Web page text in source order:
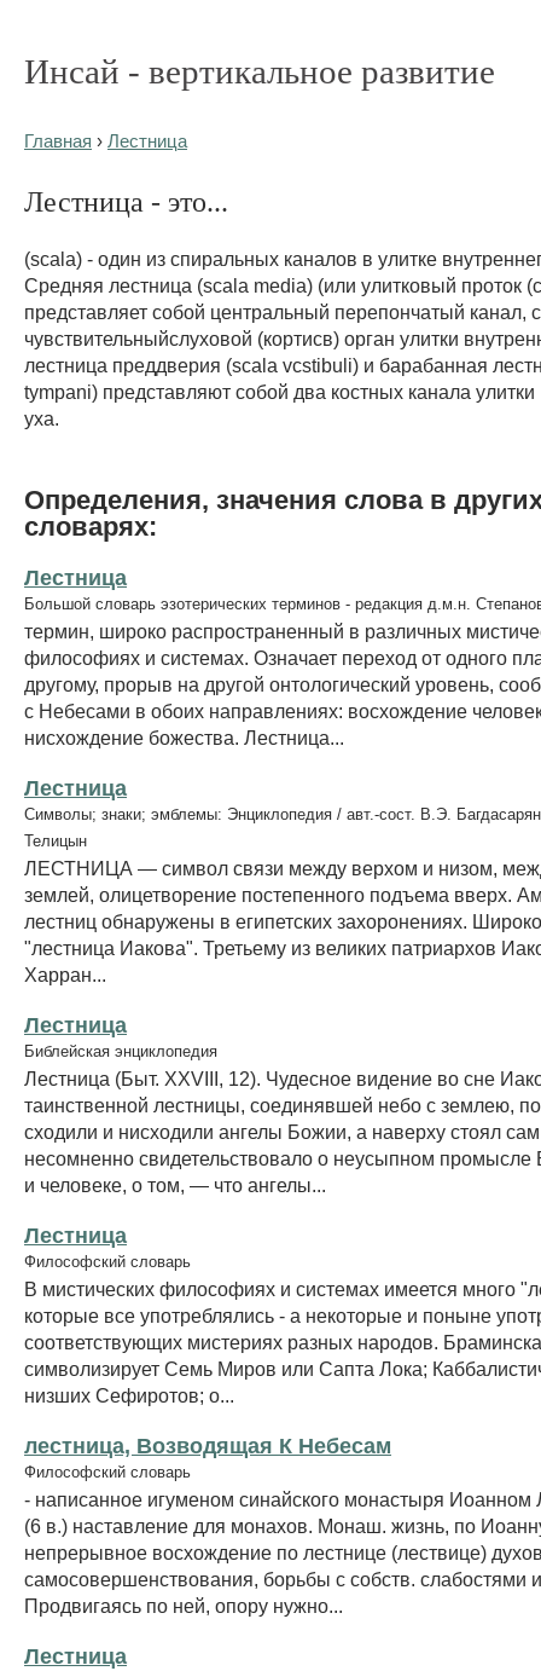
Инсай - вертикальное развитие
Главная › Лестница
Лестница - это...
(scala) - один из спиральных каналов в улитке
Средняя лестница (scala media) (или улитковый проток
представляет собой центральный перепончатый канал,
чувствительныйслуховой (кортисв) орган улитки
лестница преддверия (scala vcstibuli) и барабанная
tympani) представляют собой два костных канала улитки
уха.
Определения, значения слова в
словарях:
Лестница
Большой словарь эзотерических терминов - редакция д.м.н.
термин, широко распространенный в различных
философиях и системах. Означает переход от одного
другому, прорыв на другой онтологический уровень,
с Небесами в обоих направлениях: восхождение
нисхождение божества. Лестница...
Лестница
Символы; знаки; эмблемы: Энциклопедия / авт.-сост. В.Э.
Телицын
ЛЕСТНИЦА — символ связи между верхом и низом,
землей, олицетворение постепенного подъема вверх.
лестниц обнаружены в египетских захоронениях.
"лестница Иакова". Третьему из великих патриархов
Харран...
Лестница
Библейская энциклопедия
Лестница (Быт. XXVIII, 12). Чудесное видение во сне
таинственной лестницы, соединявшей небо с землею,
сходили и нисходили ангелы Божии, а наверху стоял
несомненно свидетельствовало о неусыпном
и человеке, о том, — что ангелы...
Лестница
Философский словарь
В мистических философиях и системах имеется много
которые все употреблялись - а некоторые и поныне
соответствующих мистериях разных народов.
символизирует Семь Миров или Сапта Лока;
низших Сефиротов; о...
лестница, Возводящая К Небесам
Философский словарь
- написанное игуменом синайского монастыря Иоанном
(6 в.) наставление для монахов. Монаш. жизнь, по
непрерывное восхождение по лестнице (лествице)
самосовершенствования, борьбы с собств. слабостями
Продвигаясь по ней, опору нужно...
Лестница